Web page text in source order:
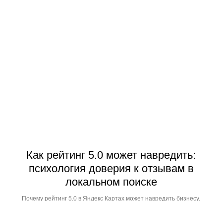
Как рейтинг 5.0 может навредить:
психология доверия к отзывам в
локальном поиске
Почему рейтинг 5.0 в Яндекс Картах может навредить бизнесу.